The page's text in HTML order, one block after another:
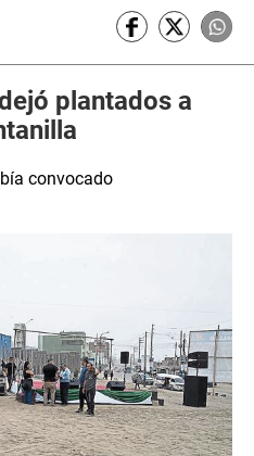
plantados a
convocado